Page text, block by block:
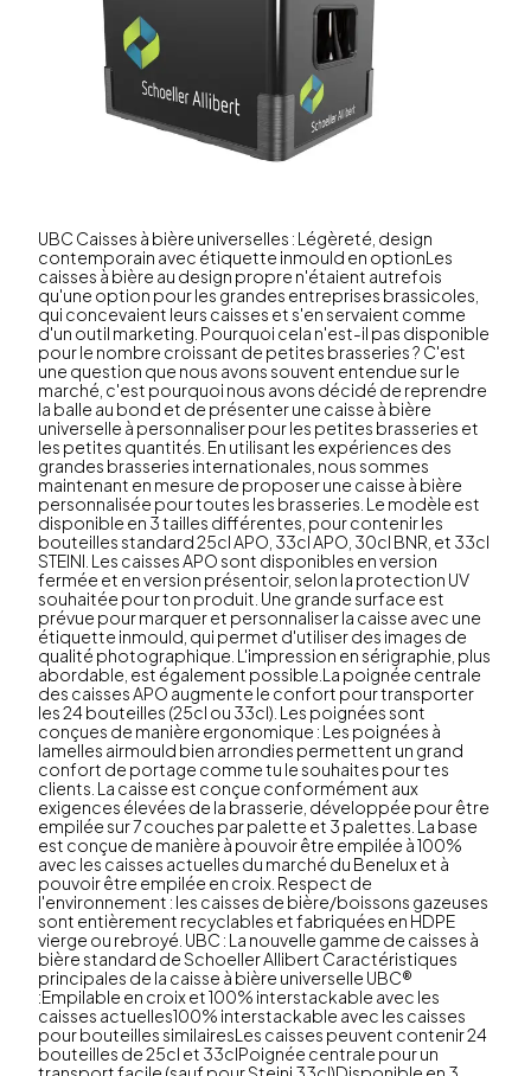
UBC Caisses à bière universelles : Légèreté, design
contemporain avec étiquette inmould en optionLes
caisses à bière au design propre n'étaient autrefois
qu'une option pour les grandes entreprises brassicoles,
qui concevaient leurs caisses et s'en servaient comme
d'un outil marketing. Pourquoi cela n'est-il pas disponible
pour le nombre croissant de petites brasseries ? C'est
une question que nous avons souvent entendue sur le
marché, c'est pourquoi nous avons décidé de reprendre
la balle au bond et de présenter une caisse à bière
universelle à personnaliser pour les petites brasseries et
les petites quantités. En utilisant les expériences des
grandes brasseries internationales, nous sommes
maintenant en mesure de proposer une caisse à bière
personnalisée pour toutes les brasseries. Le modèle est
disponible en 3 tailles différentes, pour contenir les
bouteilles standard 25cl APO, 33cl APO, 30cl BNR, et 33cl
STEINI. Les caisses APO sont disponibles en version
fermée et en version présentoir, selon la protection UV
souhaitée pour ton produit. Une grande surface est
prévue pour marquer et personnaliser la caisse avec une
étiquette inmould, qui permet d'utiliser des images de
qualité photographique. L'impression en sérigraphie, plus
abordable, est également possible.La poignée centrale
des caisses APO augmente le confort pour transporter
les 24 bouteilles (25cl ou 33cl). Les poignées sont
conçues de manière ergonomique : Les poignées à
lamelles airmould bien arrondies permettent un grand
confort de portage comme tu le souhaites pour tes
clients. La caisse est conçue conformément aux
exigences élevées de la brasserie, développée pour être
empilée sur 7 couches par palette et 3 palettes. La base
est conçue de manière à pouvoir être empilée à 100%
avec les caisses actuelles du marché du Benelux et à
pouvoir être empilée en croix. Respect de
l'environnement : les caisses de bière/boissons gazeuses
sont entièrement recyclables et fabriquées en HDPE
vierge ou rebroyé. UBC : La nouvelle gamme de caisses à
bière standard de Schoeller Allibert Caractéristiques
principales de la caisse à bière universelle UBC®
:Empilable en croix et 100% interstackable avec les
caisses actuelles100% interstackable avec les caisses
pour bouteilles similairesLes caisses peuvent contenir 24
bouteilles de 25cl et 33clPoignée centrale pour un